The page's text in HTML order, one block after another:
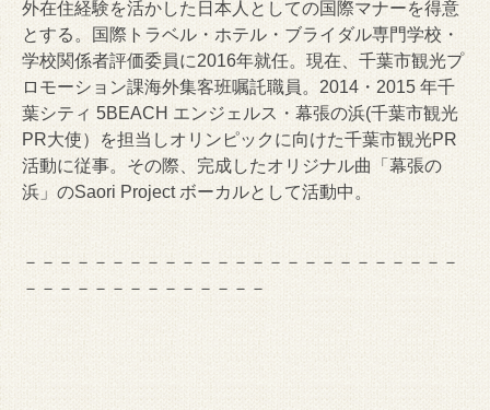
外在住経験を活かした日本人としての国際マナーを得意
とする。国際トラベル・ホテル・ブライダル専門学校・
学校関係者評価委員に2016年就任。現在、千葉市観光プ
ロモーション課海外集客班嘱託職員。2014・2015 年千
葉シティ 5BEACH エンジェルス・幕張の浜(千葉市観光
PR大使）を担当しオリンピックに向けた千葉市観光PR
活動に従事。その際、完成したオリジナル曲「幕張の
浜」のSaori Project ボーカルとして活動中。
－－－－－－－－－－－－－－－－－－－－－－－－－
－－－－－－－－－－－－－－